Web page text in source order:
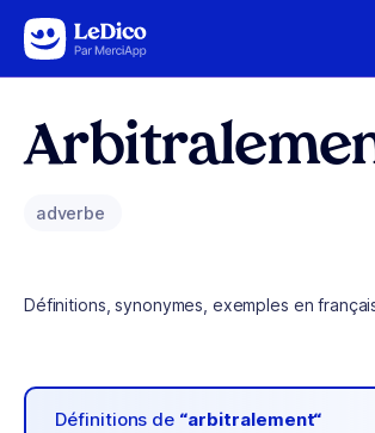
Aller au contenu
adverbe
Définitions, synonymes, exemples en
Définitions de “arbitralement“